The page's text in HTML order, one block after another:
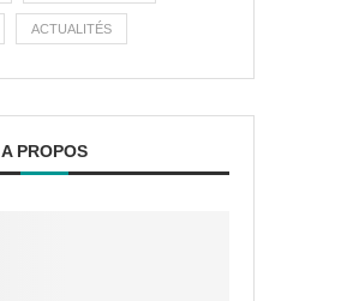
ACTUALITÉS
A PROPOS